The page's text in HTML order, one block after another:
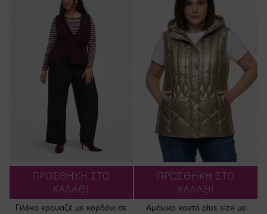
ΠΡΟΣΘΗΚΗ ΣΤΟ
ΚΑΛΑΘΙ
Γιλέκο κρουαζέ με κορδόνι σε
ΠΡΟΣΘΗΚΗ ΣΤΟ
ΚΑΛΑΘΙ
Αμάνικο κοντό plus size με